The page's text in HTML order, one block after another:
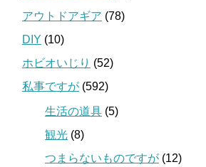
アウトドアギア (78)
DIY (10)
ホビオいじり (52)
私事ですが (592)
生活の道具 (5)
観光 (8)
つまらないものですが (12)